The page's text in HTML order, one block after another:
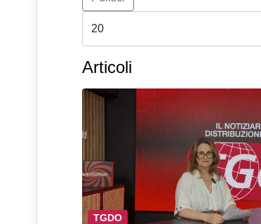
Articoli
TGDO